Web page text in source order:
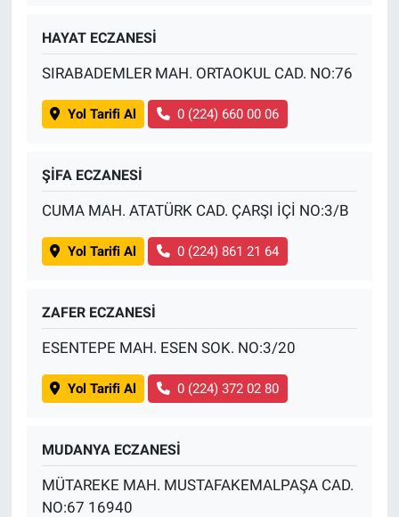
HAYAT ECZANESİ
SIRABADEMLER MAH. ORTAOKUL CAD. NO:76
Yol Tarifi Al 0 (224) 660 00 06
ŞİFA ECZANESİ
CUMA MAH. ATATÜRK CAD. ÇARŞI İÇİ NO:3/B
Yol Tarifi Al 0 (224) 861 21 64
ZAFER ECZANESİ
ESENTEPE MAH. ESEN SOK. NO:3/20
Yol Tarifi Al 0 (224) 372 02 80
MUDANYA ECZANESİ
MÜTAREKE MAH. MUSTAFAKEMALPAŞA CAD.
NO:67 16940